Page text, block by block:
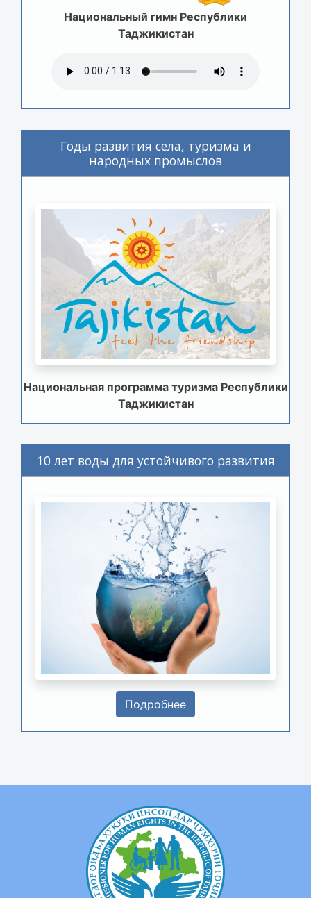
Национальный гимн Республики
Таджикистан
Годы развития села, туризма и
народных промыслов
Национальная программа туризма Республики
Таджикистан
10 лет воды для устойчивого развития
Подробнее